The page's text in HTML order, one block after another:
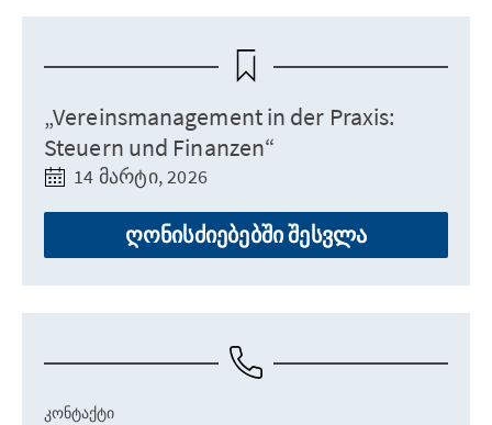
„Vereinsmanagement in der Praxis:
Steuern und Finanzen“
14 მარტი, 2026
ღონისძიებებში შესვლა
ᲙᲝᲜᲢᲐᲥᲢᲘ